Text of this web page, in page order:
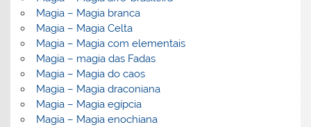
Magia – Magia branca
Magia – Magia Celta
Magia – Magia com elementais
Magia – magia das Fadas
Magia – Magia do caos
Magia – Magia draconiana
Magia – Magia egípcia
Magia – Magia enochiana